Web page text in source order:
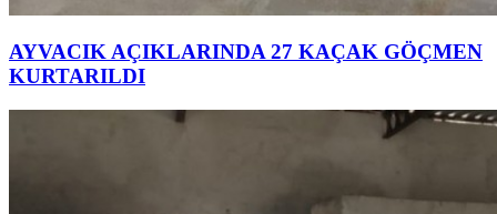
AYVACIK AÇIKLARINDA 27 KAÇAK GÖÇMEN
KURTARILDI